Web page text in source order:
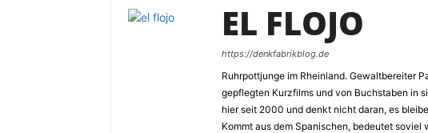
EL FLOJO
https://denkfabrikblog.de
Ruhrpottjunge im Rheinland. Gewaltbereiter
gepflegten Kurzfilms und von Buchstaben in
hier seit 2000 und denkt nicht daran, es
Kommt aus dem Spanischen, bedeutet soviel